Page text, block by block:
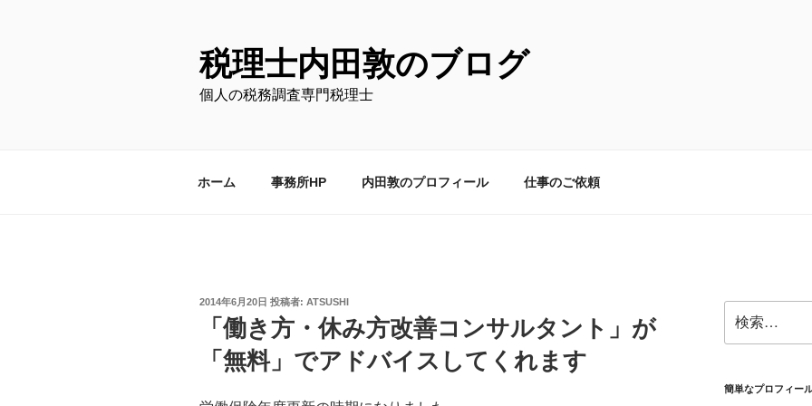
税理士内田敦のブログ
個人の税務調査専門税理士
ホーム 事務所HP 内田敦のプロフィール 仕事のご依頼
投
2014年6月20日 投稿者: ATSUSHI
「働き方・休み方改善コンサルタント」が
「無料」でアドバイスしてくれます
索:
簡単なプロフィー